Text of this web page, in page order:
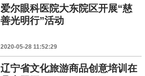
爱尔眼科医院大东院区开展“慈
善光明行”活动
2020-05-28 11:52:29
辽宁省文化旅游商品创意培训在